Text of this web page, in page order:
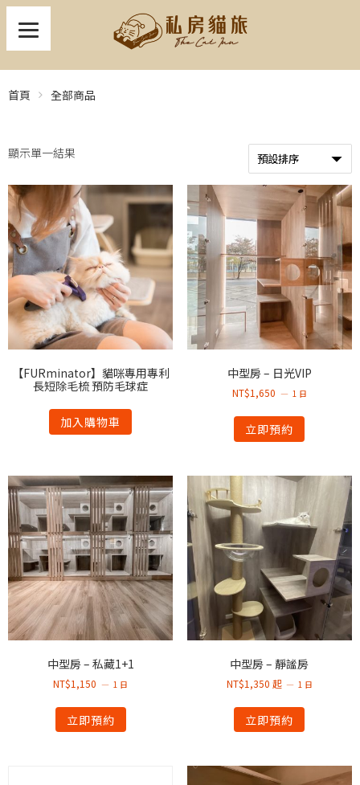
首頁 全部商品
顯示單一結果
【FURminator】貓咪專用專利
長短除毛梳 預防毛球症
加入購物車
中型房 – 日光VIP
NT$1,650 1 日
立即預約
中型房 – 私藏1+1
NT$1,150 1 日
立即預約
中型房 – 靜謐房
NT$1,350 起 1 日
立即預約